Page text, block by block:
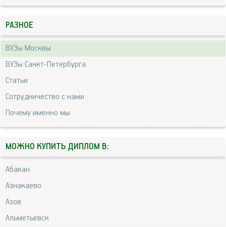
РАЗНОЕ
ВУЗы Москвы
ВУЗы Санкт-Петербурга
Статьи
Сотрудничество с нами
Почему именно мы
МОЖНО КУПИТЬ ДИПЛОМ В:
Абакан
Азнакаево
Азов
Альметьевск